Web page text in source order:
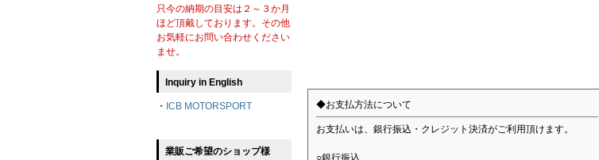
◆お支払方法について
お支払いは、銀行振込・クレジット決済がご利用頂けます。
○銀行振込
只今の納期の目安は２～３か月
ほど頂戴しております。その他
お気軽にお問い合わせください
ませ。
Inquiry in English
・ ICB MOTORSPORT
業販ご希望のショップ様